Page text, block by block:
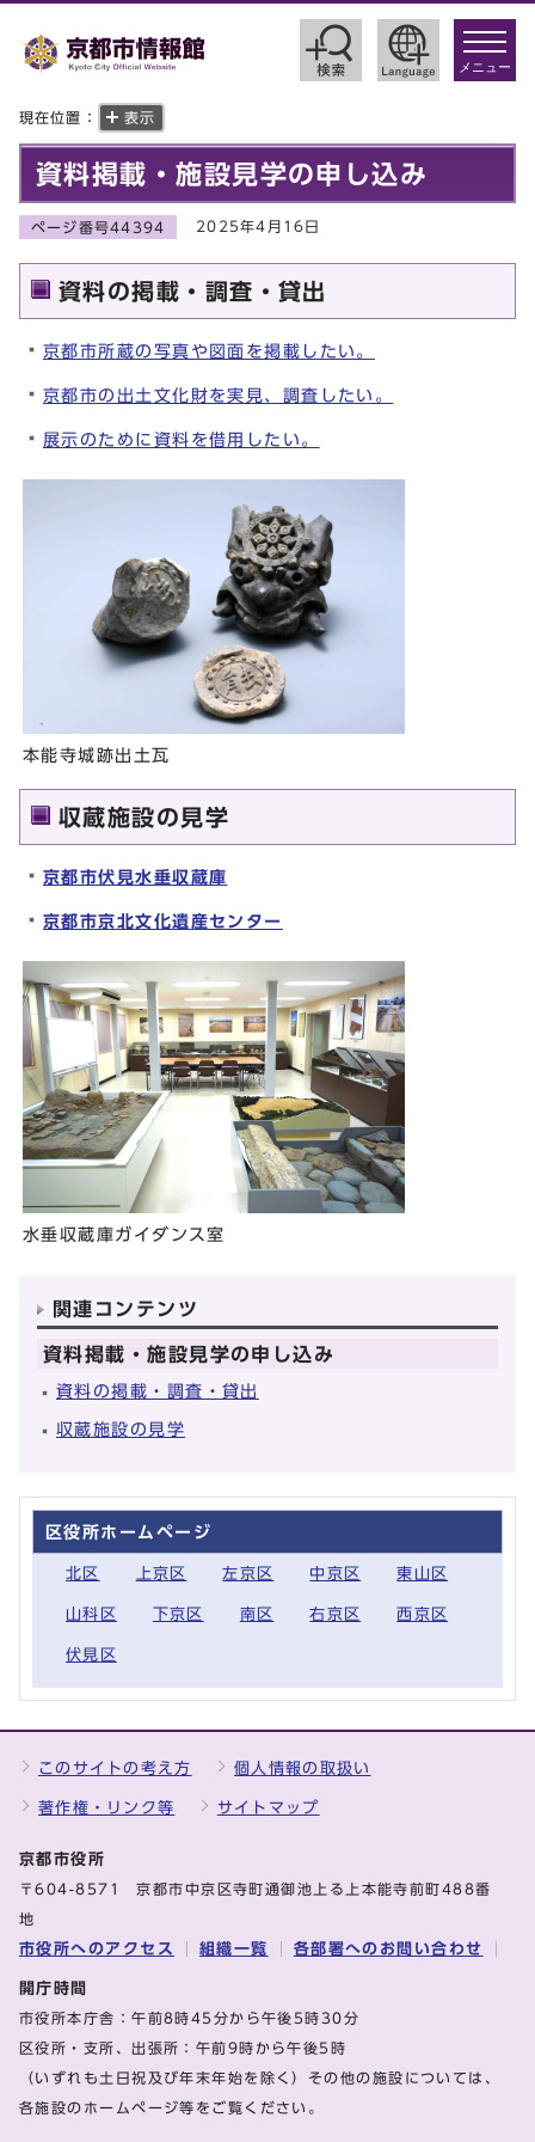
toggle
メニュー
現在位置： 表示
資料掲載・施設見学の申し込み
ページ番号44394 2025年4月16日
資料の掲載・調査・貸出
京都市所蔵の写真や図面を掲載したい。
京都市の出土文化財を実見、調査したい。
展示のために資料を借用したい。
本能寺城跡出土瓦
収蔵施設の見学
京都市伏見水垂収蔵庫
京都市京北文化遺産センター
水垂収蔵庫ガイダンス室
関連コンテンツ
資料掲載・施設見学の申し込み
資料の掲載・調査・貸出
収蔵施設の見学
区役所ホームページ
北区 上京区 左京区 中京区 東山区
山科区 下京区 南区 右京区 西京区
伏見区
このサイトの考え方 個人情報の取扱い
著作権・リンク等 サイトマップ
京都市役所
〒604-8571 京都市中京区寺町通御池上る上本能寺前町488番
地
市役所へのアクセス 組織一覧 各部署へのお問い合わせ
開庁時間
市役所本庁舎：午前8時45分から午後5時30分
区役所・支所、出張所：午前9時から午後5時
（いずれも土日祝及び年末年始を除く）その他の施設については、
各施設のホームページ等をご覧ください。